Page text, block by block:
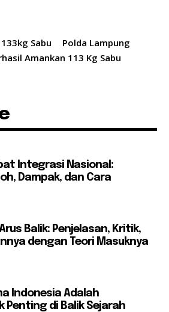
Sabu
Polda Lampung
Amankan 113 Kg Sabu
Integrasi Nasional:
Dampak, dan Cara
Balik: Penjelasan, Kritik,
dengan Teori Masuknya
Indonesia Adalah
Penting di Balik Sejarah